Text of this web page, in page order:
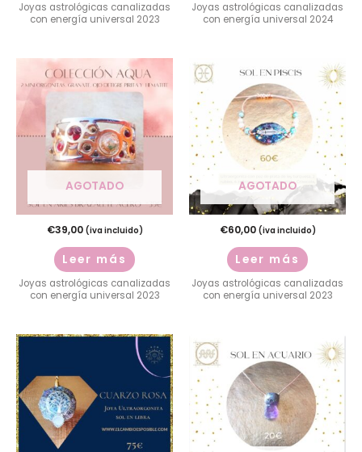
Joyas astrológicas canalizadas
con energía universal 2023
Joyas astrológicas canalizadas
con energía universal 2024
AGOTADO
€39,00 (iva incluido)
Leer más
Joyas astrológicas canalizadas
con energía universal 2023
AGOTADO
€60,00 (iva incluido)
Leer más
Joyas astrológicas canalizadas
con energía universal 2023